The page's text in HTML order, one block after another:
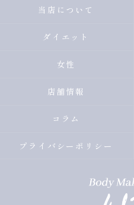
当店について
ダイエット
女性
店舗情報
コラム
プライバシーポリシー